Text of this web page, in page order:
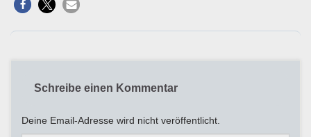
Schreibe einen Kommentar
Deine Email-Adresse wird nicht veröffentlicht.